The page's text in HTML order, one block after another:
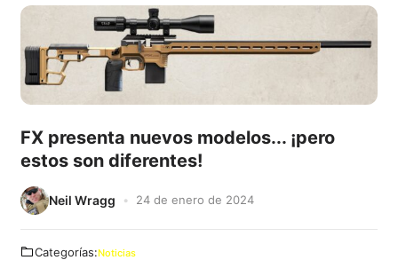
FX presenta nuevos modelos... ¡pero
estos son diferentes!
Neil Wragg 24 de enero de 2024
Categorías:Noticias